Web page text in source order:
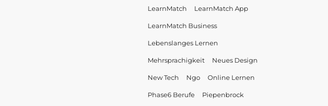
LearnMatch LearnMatch App
LearnMatch Business
Lebenslanges Lernen
Mehrsprachigkeit Neues Design
New Tech Ngo Online Lernen
Phase6 Berufe Piepenbrock